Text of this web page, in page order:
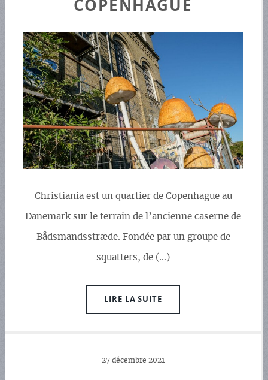
COPENHAGUE
Christiania est un quartier de Copenhague au
Danemark sur le terrain de l’ancienne caserne de
Bådsmandsstræde. Fondée par un groupe de
squatters, de (…)
LIRE LA SUITE
27 décembre 2021